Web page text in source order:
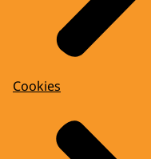
Cookies